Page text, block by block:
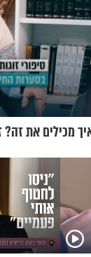
מכילים את זה?